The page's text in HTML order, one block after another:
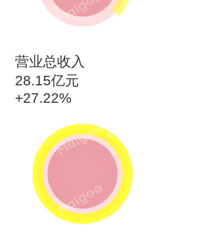
营业总收入
28.15亿元
+27.22%